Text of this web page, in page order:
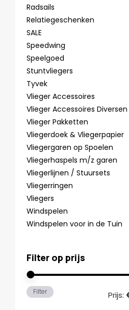
Radsails
Relatiegeschenken
SALE
Speedwing
Speelgoed
Stuntvliegers
Tyvek
Vlieger Accessoires
Vlieger Accessoires Diversen
Vlieger Pakketten
Vliegerdoek & Vliegerpapier
Vliegergaren op Spoelen
Vliegerhaspels m/z garen
Vliegerlijnen / Stuursets
Vliegerringen
Vliegers
Windspelen
Windspelen voor in de Tuin
Filter op prijs
Filter Prijs: